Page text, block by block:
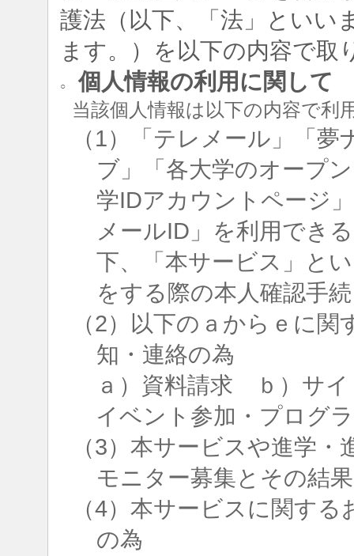
護法（以下、「法」といい
ます。）を以下の内容で取
○ 個人情報の利用に関して
当該個人情報は以下の内容で利
（1）「テレメール」「
ブ」「各大学のオープ
学IDアカウントページ
メールID」を利用でき
下、「本サービス」と
をする際の本人確認手
（2）以下のａからｅに
知・連絡の為
ａ）資料請求 ｂ）サ
イベント参加・プログ
（3）本サービスや進学
モニター募集とその結
（4）本サービスに関す
の為